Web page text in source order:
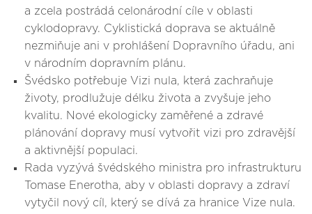
a zcela postrádá celonárodní cíle v oblasti
cyklodopravy. Cyklistická doprava se aktuálně
nezmiňuje ani v prohlášení Dopravního úřadu, ani
v národním dopravním plánu.
Švédsko potřebuje Vizi nula, která zachraňuje
životy, prodlužuje délku života a zvyšuje jeho
kvalitu. Nové ekologicky zaměřené a zdravé
plánování dopravy musí vytvořit vizi pro zdravější
a aktivnější populaci.
Rada vyzývá švédského ministra pro infrastrukturu
Tomase Enerotha, aby v oblasti dopravy a zdraví
vytyčil nový cíl, který se dívá za hranice Vize nula.